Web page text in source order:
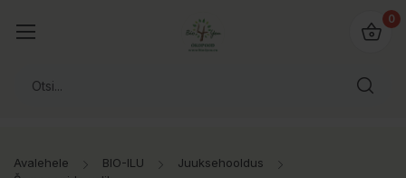
0
Avalehele BIO-ILU
Juuksehooldus